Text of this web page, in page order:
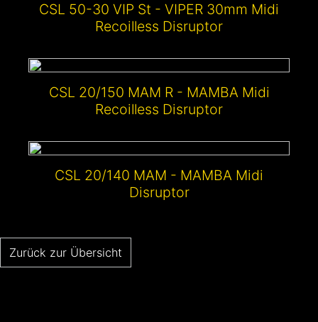
CSL 50-30 VIP St - VIPER 30mm Midi
Recoilless Disruptor
CSL 20/150 MAM R - MAMBA Midi
Recoilless Disruptor
CSL 20/140 MAM - MAMBA Midi
Disruptor
Zurück zur Übersicht